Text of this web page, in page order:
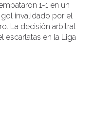
1-1 en un
invalidado por el
La decisión arbitral
escarlatas en la Liga